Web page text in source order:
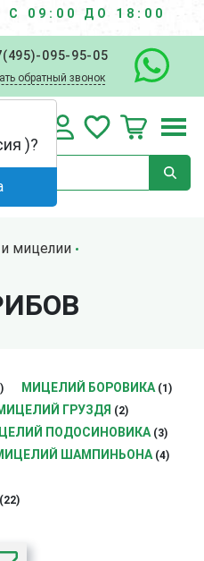
09:00 ДО 18:00
095-95-05
обратный звонок
мицелии
МИЦЕЛИЙ БОРОВИКА (1)
ГРУЗДЯ (2)
ПОДОСИНОВИКА (3)
ШАМПИНЬОНА (4)
(22)
)?